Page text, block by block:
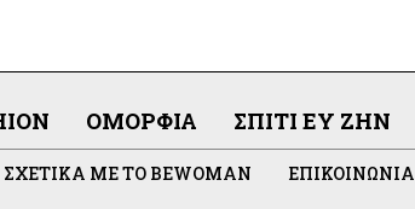
ΟΜΟΡΦΙΆ ΣΠΊΤΙ ΕΥ ΖΗΝ
ΣΧΕΤΙΚΆ ΜΕ ΤΟ BEWOMAN ΕΠΙΚΟΙΝΩΝΊΑ